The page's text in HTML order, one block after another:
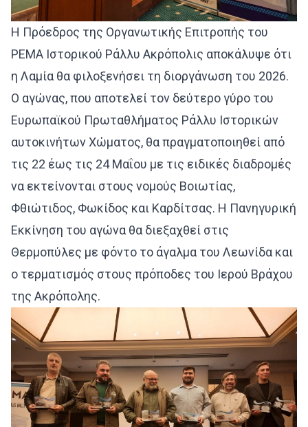
Η Πρόεδρος της Οργανωτικής Επιτροπής του
PEMA Ιστορικού Ράλλυ Ακρόπολις αποκάλυψε ότι
η Λαμία θα φιλοξενήσει τη διοργάνωση του 2026.
Ο αγώνας, που αποτελεί τον δεύτερο γύρο του
Ευρωπαϊκού Πρωταθλήματος Ράλλυ Ιστορικών
αυτοκινήτων Χώματος, θα πραγματοποιηθεί από
τις 22 έως τις 24 Μαΐου με τις ειδικές διαδρομές
να εκτείνονται στους νομούς Βοιωτίας,
Φθιώτιδος, Φωκίδος και Καρδίτσας. Η Πανηγυρική
Εκκίνηση του αγώνα θα διεξαχθεί στις
Θερμοπύλες με φόντο το άγαλμα του Λεωνίδα και
ο τερματισμός στους πρόποδες του Ιερού Βράχου
της Ακρόπολης.